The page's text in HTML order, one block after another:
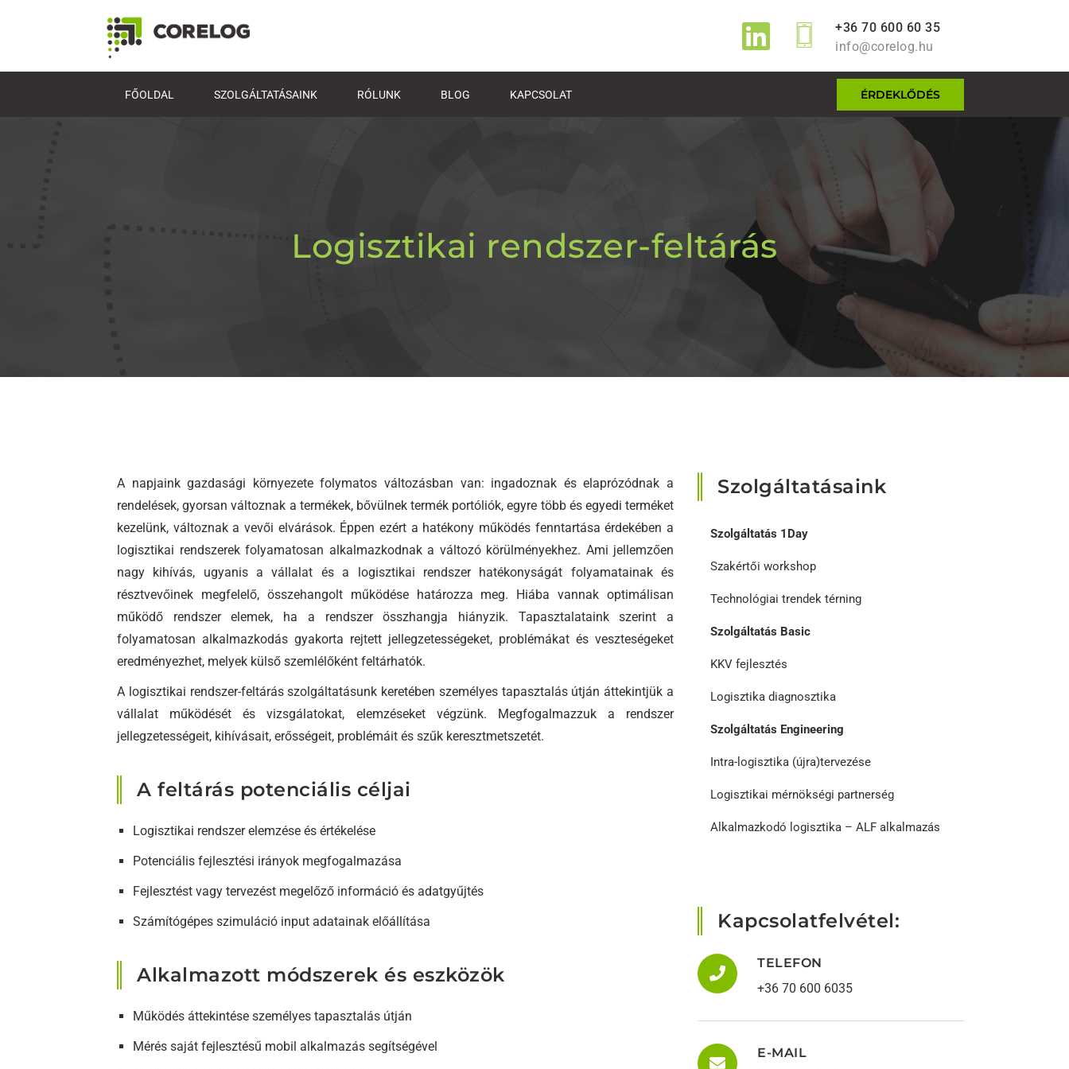
+36 70 600 60 35
info@corelog.hu
FŐOLDAL SZOLGÁLTATÁSAINK RÓLUNK BLOG KAPCSOLAT ÉRDEKLŐDÉS
Logisztikai rendszer-feltárás
A napjaink gazdasági környezete folymatos változásban van: ingadoznak és elaprózódnak a
rendelések, gyorsan változnak a termékek, bővülnek termék portóliók, egyre több és egyedi terméket
kezelünk, változnak a vevői elvárások. Éppen ezért a hatékony működés fenntartása érdekében a
logisztikai rendszerek folyamatosan alkalmazkodnak a változó körülményekhez. Ami jellemzően
nagy kihívás, ugyanis a vállalat és a logisztikai rendszer hatékonyságát folyamatainak és
résztvevőinek megfelelő, összehangolt működése határozza meg. Hiába vannak optimálisan
működő rendszer elemek, ha a rendszer összhangja hiányzik. Tapasztalataink szerint a
folyamatosan alkalmazkodás gyakorta rejtett jellegzetességeket, problémákat és veszteségeket
eredményezhet, melyek külső szemlélőként feltárhatók.
A logisztikai rendszer-feltárás szolgáltatásunk keretében személyes tapasztalás útján áttekintjük a
vállalat működését és vizsgálatokat, elemzéseket végzünk. Megfogalmazzuk a rendszer
jellegzetességeit, kihívásait, erősségeit, problémáit és szűk keresztmetszetét.
A feltárás potenciális céljai
Logisztikai rendszer elemzése és értékelése
Potenciális fejlesztési irányok megfogalmazása
Fejlesztést vagy tervezést megelőző információ és adatgyűjtés
Számítógépes szimuláció input adatainak előállítása
Alkalmazott módszerek és eszközök
Működés áttekintése személyes tapasztalás útján
Mérés saját fejlesztésű mobil alkalmazás segítségével
Szolgáltatásaink
Szolgáltatás 1Day
Szakértői workshop
Technológiai trendek térning
Szolgáltatás Basic
KKV fejlesztés
Logisztika diagnosztika
Szolgáltatás Engineering
Intra-logisztika (újra)tervezése
Logisztikai mérnökségi partnerség
Alkalmazkodó logisztika – ALF alkalmazás
Kapcsolatfelvétel:
TELEFON
+36 70 600 6035
E-MAIL